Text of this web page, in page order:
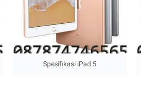
Spesifikasi iPad 5